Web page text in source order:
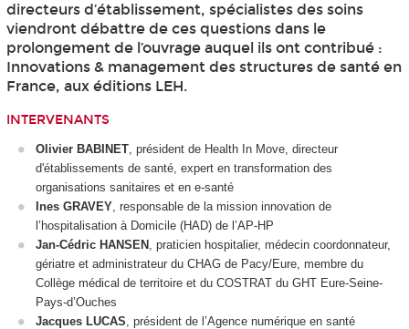
directeurs d’établissement, spécialistes des soins
viendront débattre de ces questions dans le
prolongement de l’ouvrage auquel ils ont contribué :
Innovations & management des structures de santé en
France, aux éditions LEH.
INTERVENANTS
Olivier BABINET, président de Health In Move, directeur
d'établissements de santé, expert en transformation des
organisations sanitaires et en e-santé
Ines GRAVEY, responsable de la mission innovation de
l’hospitalisation à Domicile (HAD) de l’AP-HP
Jan-Cédric HANSEN , praticien hospitalier, médecin coordonnateur,
gériatre et administrateur du CHAG de Pacy/Eure, membre du
Collège médical de territoire et du COSTRAT du GHT Eure-Seine-
Pays-d’Ouches
Jacques LUCAS, président de l’Agence numérique en santé